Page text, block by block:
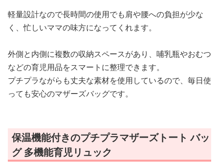
軽量設計なので長時間の使用でも肩や腰への負担が少な
く、忙しいママの味方になってくれます。
外側と内側に複数の収納スペースがあり、哺乳瓶やおむつ
などの育児用品をスマートに整理できます。
プチプラながらも丈夫な素材を使用しているので、毎日使
っても安心のマザーズバッグです。
保温機能付きのプチプラマザーズトート バッ
グ 多機能育児リュック